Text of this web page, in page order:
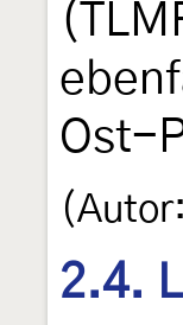
Ost-
2.4.